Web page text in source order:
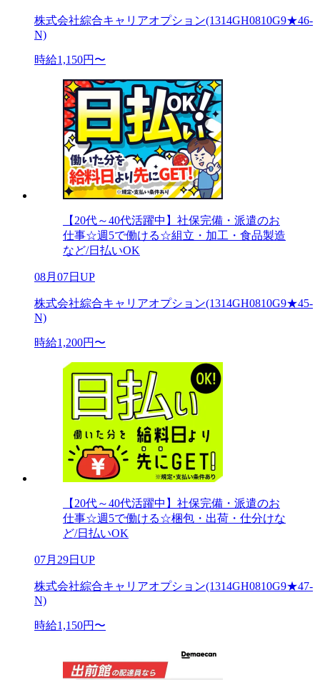
株式会社綜合キャリアオプション(1314GH0810G9★46-
N)
時給1,150円〜
【20代～40代活躍中】社保完備・派遣のお
仕事☆週5で働ける☆組立・加工・食品製造
など/日払いOK
08月07日UP
株式会社綜合キャリアオプション(1314GH0810G9★45-
N)
時給1,200円〜
【20代～40代活躍中】社保完備・派遣のお
仕事☆週5で働ける☆梱包・出荷・仕分けな
ど/日払いOK
07月29日UP
株式会社綜合キャリアオプション(1314GH0810G9★47-
N)
時給1,150円〜